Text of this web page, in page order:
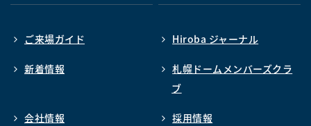
ご来場ガイド Hiroba ジャーナル
新着情報
札幌ドームメンバーズクラ
ブ
会社情報 採用情報